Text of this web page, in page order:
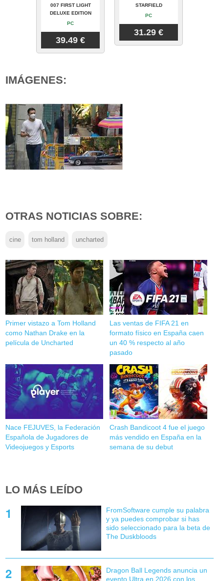
007 FIRST LIGHT
DELUXE EDITION
PC
39.49 €
STARFIELD
PC
31.29 €
IMÁGENES:
OTRAS NOTICIAS SOBRE:
cine tom holland uncharted
Primer vistazo a Tom Holland
como Nathan Drake en la
película de Uncharted
Las ventas de FIFA 21 en
formato físico en España caen
un 40 % respecto al año
pasado
Nace FEJUVES, la Federación
Española de Jugadores de
Videojuegos y Esports
Crash Bandicoot 4 fue el juego
más vendido en España en la
semana de su debut
LO MÁS LEÍDO
FromSoftware cumple su palabra
y ya puedes comprobar si has
sido seleccionado para la beta de
The Duskbloods
Dragon Ball Legends anuncia un
evento Ultra en 2026 con los